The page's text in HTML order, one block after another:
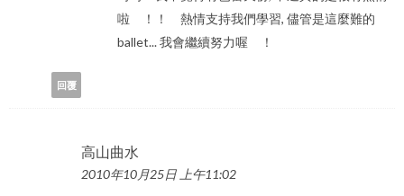
啦 ！！ 熱情支持我們學習, 儘管是這麼難的
ballet... 我會繼續努力喔 ！
回覆
高山曲水
2010年10月25日 上午11:02